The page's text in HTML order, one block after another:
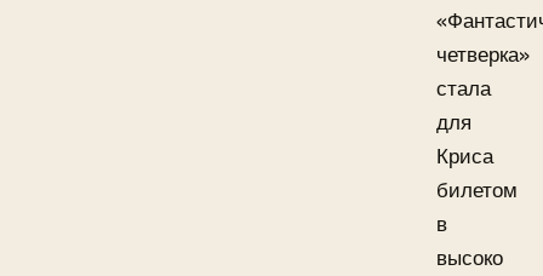
четверка»
стала
для
Криса
билетом
в
высоко